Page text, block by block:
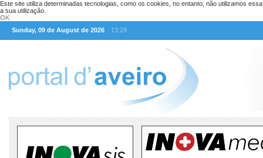
Este site utiliza determinadas tecnologias, como os cookies, no entanto, não utilizamos
a sua utilização.
OK
Sunday, 09 de August de 2026
13:29